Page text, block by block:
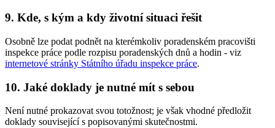
9. Kde, s kým a kdy životní situaci řešit
Osobně lze podat podnět na kterémkoliv poradenském pracovišti
inspekce práce podle rozpisu poradenských dnů a hodin - viz
internetové stránky Státního úřadu inspekce práce.
10. Jaké doklady je nutné mít s sebou
Není nutné prokazovat svou totožnost; je však vhodné předložit
doklady související s popisovanými skutečnostmi.